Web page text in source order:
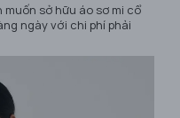
sở hữu áo sơ mi cổ
ngày với chi phí phải